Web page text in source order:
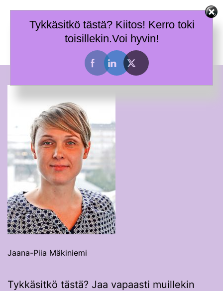
Taitoja toimia ja tietoa työhyvinvoinnin tueksi.
menu
Jaana-Piia Mäkiniemi
Tykkäsitkö tästä? Jaa vapaasti muillekin
Tykkäsitkö tästä? Kiitos! Kerro toki
toisillekin.Voi hyvin!